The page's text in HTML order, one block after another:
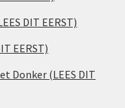
DIT EERST)
EERST)
Donker (LEES DIT